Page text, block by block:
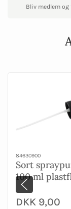
Bliv medlem og
84630900
Sort
100 ml
stk
DKK 9,00